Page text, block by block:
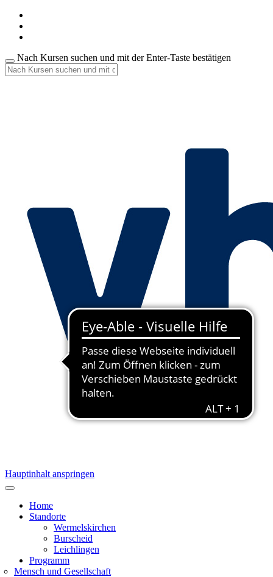
Nach Kursen suchen und mit der Enter-Taste bestätigen
Hauptinhalt anspringen
Home
Standorte
Wermelskirchen
Burscheid
Leichlingen
Programm
Mensch und Gesellschaft